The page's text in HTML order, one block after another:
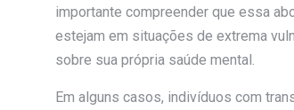
importante compreender que essa
estejam em situações de extrema
sobre sua própria saúde mental.
Em alguns casos, indivíduos com